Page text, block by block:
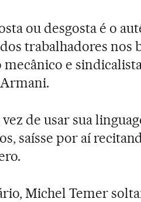
ou desgosta é o
trabalhadores nos
e
de usar sua
saísse por aí
Michel Temer